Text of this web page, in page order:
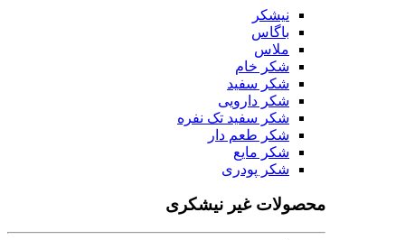
نیشکر
باگاس
ملاس
شکر خام
شکر سفید
شکر دارویی
شکر سفید تک نفره
شکر طعم دار
شکر مایع
شکر پودری
محصولات غیر نیشکری